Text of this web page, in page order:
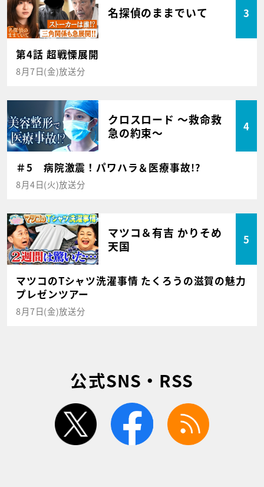
名探偵のままでいて 3
第4話 超戦慄展開
8月7日(金)放送分
クロスロード ～救命救
急の約束～
4
＃5 病院激震！パワハラ＆医療事故!?
8月4日(火)放送分
マツコ＆有吉 かりそめ
天国
5
マツコのTシャツ洗濯事情 たくろうの滋賀の魅力
プレゼンツアー
8月7日(金)放送分
公式SNS・RSS
twitter facebook